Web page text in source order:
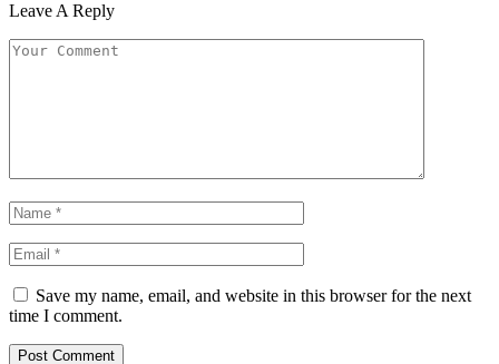
Leave A Reply
Save my name, email, and website in this browser for the next
time I comment.